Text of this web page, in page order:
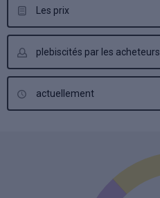
Les prix
plebiscités par les acheteurs
actuellement